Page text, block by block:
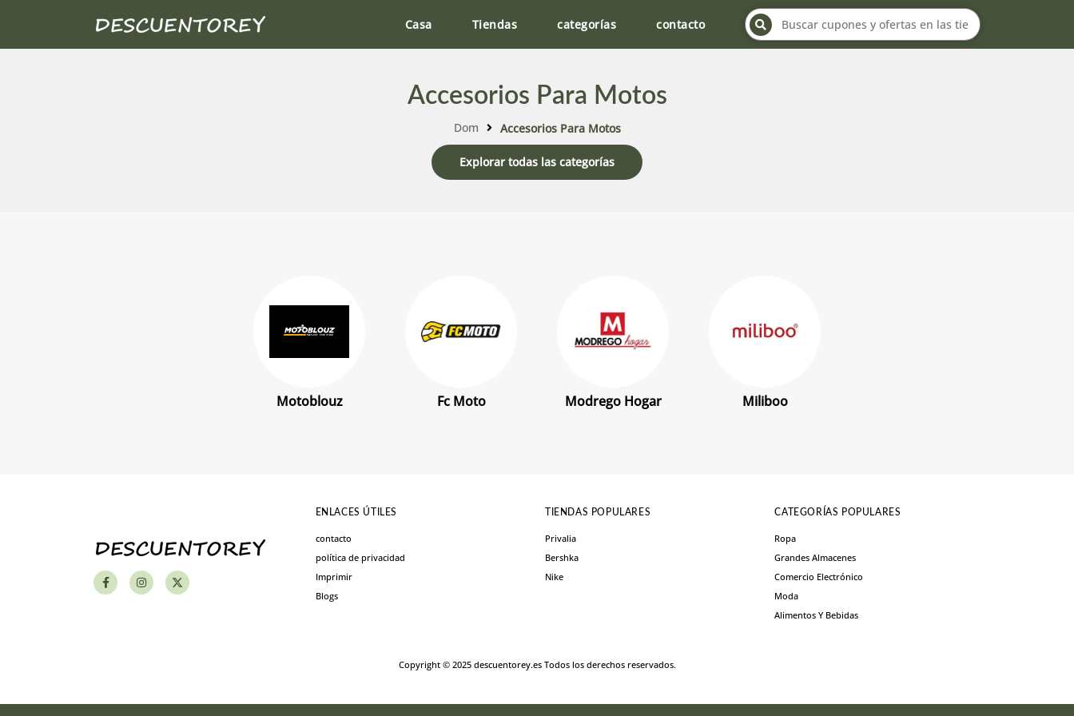
Casa Tiendas categorías contacto
Accesorios Para Motos
Dom Accesorios Para Motos
Explorar todas las categorías
Motoblouz Fc Moto Modrego Hogar Miliboo
ENLACES ÚTILES
contacto
política de privacidad
Imprimir
Blogs
TIENDAS POPULARES
Privalia
Bershka
Nike
CATEGORÍAS POPULARES
Ropa
Grandes Almacenes
Comercio Electrónico
Moda
Alimentos Y Bebidas
Copyright © 2025 descuentorey.es Todos los derechos reservados.